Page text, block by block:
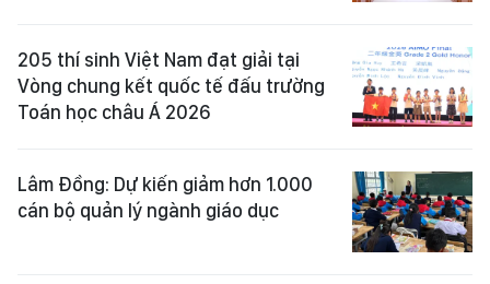
205 thí sinh Việt Nam đạt giải tại
Vòng chung kết quốc tế đấu trường
Toán học châu Á 2026
Lâm Đồng: Dự kiến giảm hơn 1.000
cán bộ quản lý ngành giáo dục